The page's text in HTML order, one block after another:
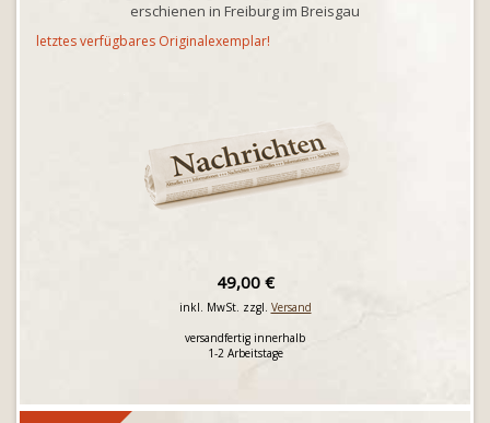
erschienen in Freiburg im Breisgau
letztes verfügbares Originalexemplar!
49,00 €
inkl. MwSt. zzgl. Versand
versandfertig innerhalb
1-2 Arbeitstage